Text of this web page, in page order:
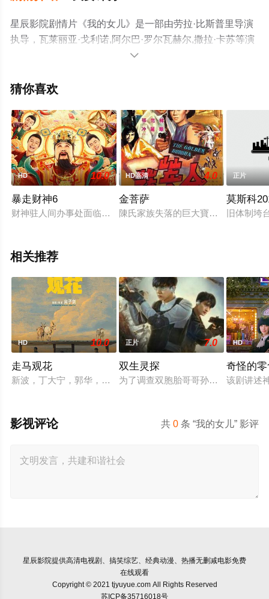
星辰影院剧情片《我的女儿》是一部由劳拉·比斯普里导演
执导，瓦莱丽亚·戈利诺,阿尔巴·罗尔瓦赫尔,撒拉·卡苏等演
员精彩演绎的其他电影，手机免费观看高清未删减完整版
影、电视猫或剧情网等平台了解。

猜你喜欢
HD 10.0
暴走财神6
财神驻人间办事处面临裁员危机！处长王嘉诚临危受命，只要
HD高清 4.0
金菩萨
陳氏家族失落的巨大寶藏「金菩薩」
正片
莫斯科
旧体制垮
相关推荐
HD 10.0
走马观花
新波，丁大宁，郭华，程一木他们毕业于同一所大学。他们和
正片 7.0
双生灵探
为了调查双胞胎哥哥孙小糊的失踪，
HD
奇怪的
该剧讲述
共0 条 “我的女儿” 影评
影视评论
星辰影院提供高清电视剧、搞笑综艺、经典动漫、热播无删减电影免费
在线观看
Copyright © 2021 tjyuyue.com All Rights Reserved
苏ICP备35716018号